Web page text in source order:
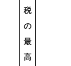
税
の
最
高